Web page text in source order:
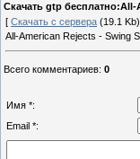
Скачать gtp
[ Скачать с сервера (19.1
All-American Rejects - Swing
Всего комментариев: 0
Имя *:
Email *: